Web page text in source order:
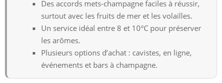
Des accords mets-champagne faciles à réussir,
surtout avec les fruits de mer et les volailles.
Un service idéal entre 8 et 10°C pour préserver
les arômes.
Plusieurs options d’achat : cavistes, en ligne,
événements et bars à champagne.